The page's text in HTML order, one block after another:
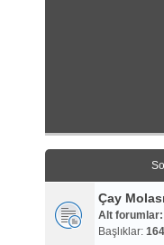
Çay Molası
Alt forumlar:
Başlıklar: 164